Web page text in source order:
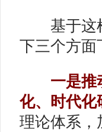
基于这样
下三个方面
一是推
化、时代化
理论体系，